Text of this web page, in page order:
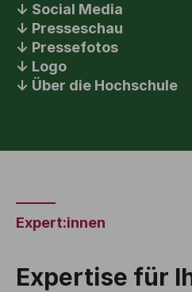
Social Media
Presseschau
Pressefotos
Logo
Über die Hochschule
Expert:innen
Expertise für